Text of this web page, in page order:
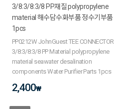
3/8:3/8:3/8 PP재질 polypropylene
material 해수담수화부품 정수기부품
1pcs
PP0212W JohnGuest TEE CONNECTOR
3/8:3/8:3/8 PP Material polypropylene
material seawater desalination
components Water Purifier Parts 1pcs
2,400₩